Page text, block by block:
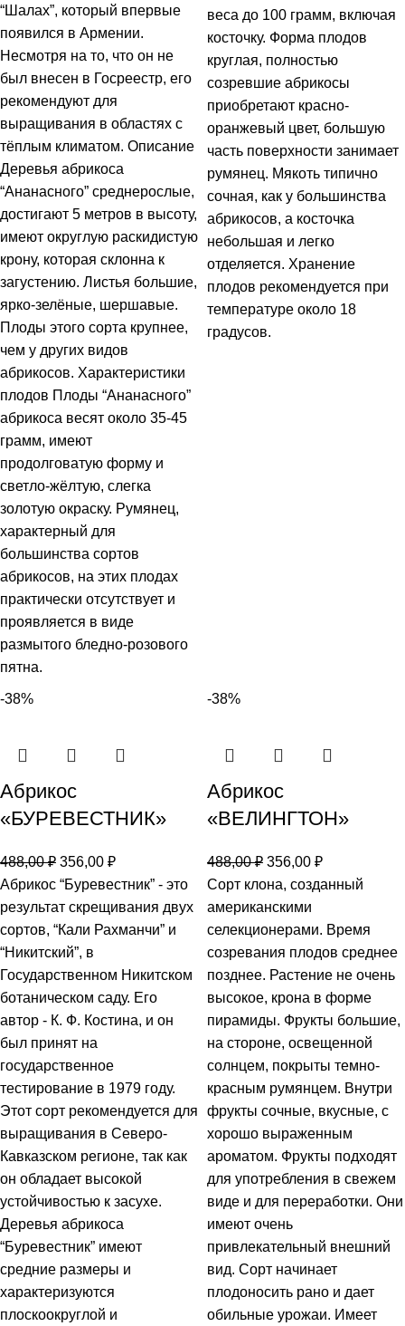
“Шалах”, который впервые
появился в Армении.
Несмотря на то, что он не
был внесен в Госреестр, его
рекомендуют для
выращивания в областях с
тёплым климатом. Описание
Деревья абрикоса
“Ананасного” среднерослые,
достигают 5 метров в высоту,
имеют округлую раскидистую
крону, которая склонна к
загустению. Листья большие,
ярко-зелёные, шершавые.
Плоды этого сорта крупнее,
чем у других видов
абрикосов. Характеристики
плодов Плоды “Ананасного”
абрикоса весят около 35-45
грамм, имеют
продолговатую форму и
светло-жёлтую, слегка
золотую окраску. Румянец,
характерный для
большинства сортов
абрикосов, на этих плодах
практически отсутствует и
проявляется в виде
размытого бледно-розового
пятна.
веса до 100 грамм, включая
косточку. Форма плодов
круглая, полностью
созревшие абрикосы
приобретают красно-
оранжевый цвет, большую
часть поверхности занимает
румянец. Мякоть типично
сочная, как у большинства
абрикосов, а косточка
небольшая и легко
отделяется. Хранение
плодов рекомендуется при
температуре около 18
градусов.
-38%
Абрикос
«БУРЕВЕСТНИК»
488,00₽ 356,00 ₽
Абрикос “Буревестник” - это
результат скрещивания двух
сортов, “Кали Рахманчи” и
“Никитский”, в
Государственном Никитском
ботаническом саду. Его
автор - К. Ф. Костина, и он
был принят на
государственное
тестирование в 1979 году.
Этот сорт рекомендуется для
выращивания в Северо-
Кавказском регионе, так как
он обладает высокой
устойчивостью к засухе.
Деревья абрикоса
“Буревестник” имеют
средние размеры и
характеризуются
плоскоокруглой и
-38%
Абрикос
«ВЕЛИНГТОН»
488,00₽ 356,00 ₽
Сорт клона, созданный
американскими
селекционерами. Время
созревания плодов среднее
позднее. Растение не очень
высокое, крона в форме
пирамиды. Фрукты большие,
на стороне, освещенной
солнцем, покрыты темно-
красным румянцем. Внутри
фрукты сочные, вкусные, с
хорошо выраженным
ароматом. Фрукты подходят
для употребления в свежем
виде и для переработки. Они
имеют очень
привлекательный внешний
вид. Сорт начинает
плодоносить рано и дает
обильные урожаи. Имеет